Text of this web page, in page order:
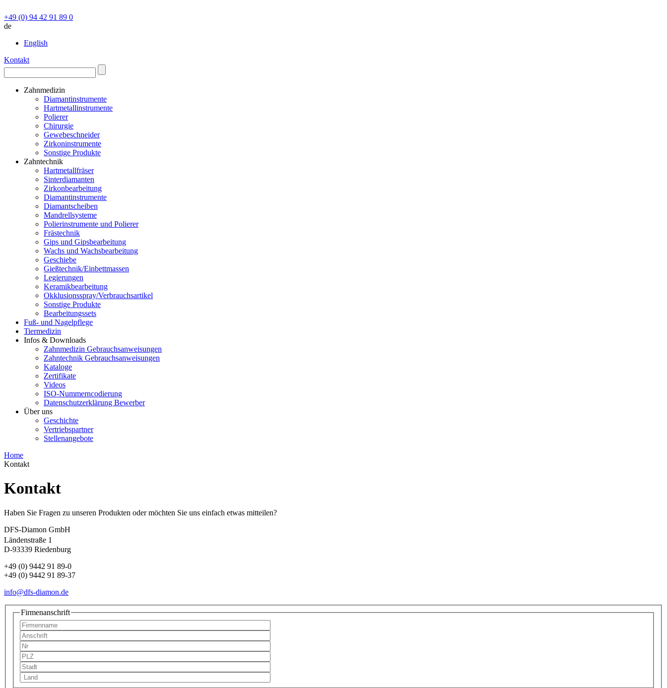
+49 (0) 94 42 91 89 0
de
English
Kontakt
Zahnmedizin
Diamantinstrumente
Hartmetallinstrumente
Polierer
Chirurgie
Gewebeschneider
Zirkoninstrumente
Sonstige Produkte
Zahntechnik
Hartmetallfräser
Sinterdiamanten
Zirkonbearbeitung
Diamantinstrumente
Diamantscheiben
Mandrellsysteme
Polierinstrumente und Polierer
Frästechnik
Gips und Gipsbearbeitung
Wachs und Wachsbearbeitung
Geschiebe
Gießtechnik/Einbettmassen
Legierungen
Keramikbearbeitung
Okklusionsspray/Verbrauchsartikel
Sonstige Produkte
Bearbeitungssets
Fuß- und Nagelpflege
Tiermedizin
Infos & Downloads
Zahnmedizin Gebrauchsanweisungen
Zahntechnik Gebrauchsanweisungen
Kataloge
Zertifikate
Videos
ISO-Nummerncodierung
Datenschutzerklärung Bewerber
Über uns
Geschichte
Vertriebspartner
Stellenangebote
Home
Kontakt
Kontakt
Haben Sie Fragen zu unseren Produkten oder möchten Sie uns einfach etwas mitteilen?
DFS-Diamon GmbH
Ländenstraße 1
D-93339 Riedenburg
+49 (0) 9442 91 89-0
+49 (0) 9442 91 89-37
info@dfs-diamon.de
Firmenanschrift
Firma*
Straße*
Nr
PLZ
Stadt
Land